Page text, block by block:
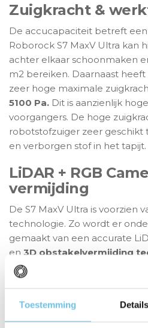
Toestemming Details
Zuigkracht &
De accucapaciteit betreft
Roborock S7 MaxV Ultra kan
achter elkaar schoonmaken
m2 bereiken. Daarnaast heeft
zeer hoge maximale
5100 Pa. Dit is aanzienlijk
voorgangers. De hoge
robotstofzuiger zeer geschikt
en verborgen stof in het tapijt.
LiDAR + RGB
vermijding
De S7 MaxV Ultra is voorzien
technologie. Zo wordt er
gemaakt van een accurate
en 3D obstakelvermijding
laatste is de robot ook in
die op de grond liggen te
zichtbaar is in de APP. De
mogelijkheden. Denk